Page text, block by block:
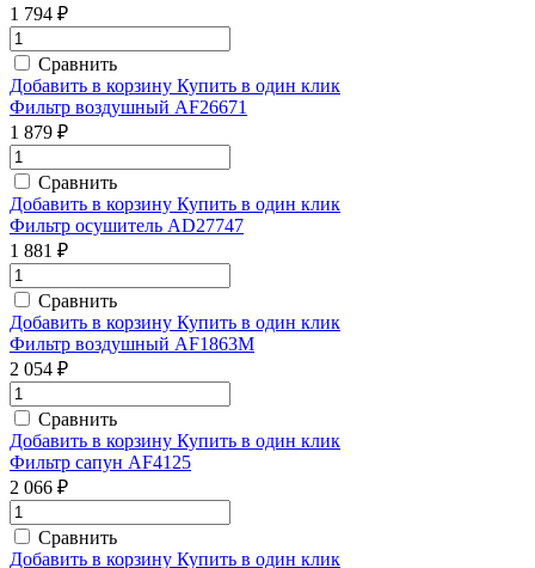
1 794 ₽
Сравнить
Добавить в корзину Купить в один клик
Фильтр воздушный AF26671
1 879 ₽
Сравнить
Добавить в корзину Купить в один клик
Фильтр осушитель AD27747
1 881 ₽
Сравнить
Добавить в корзину Купить в один клик
Фильтр воздушный AF1863M
2 054 ₽
Сравнить
Добавить в корзину Купить в один клик
Фильтр сапун AF4125
2 066 ₽
Сравнить
Добавить в корзину Купить в один клик